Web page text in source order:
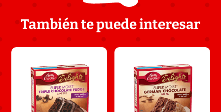
También te puede interesar